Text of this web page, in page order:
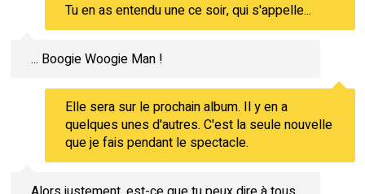
Tu en as entendu une ce soir, qui s'appelle...
... Boogie Woogie Man !
Elle sera sur le prochain album. Il y en a
quelques unes d'autres. C'est la seule nouvelle
que je fais pendant le spectacle.